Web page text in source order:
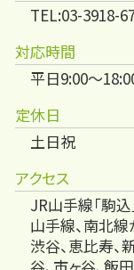
TEL:03-3918-
対応時間
平日9:00～
定休日
土日祝
アクセス
JR山手線「駒
山手線、南北線
渋谷、恵比寿、